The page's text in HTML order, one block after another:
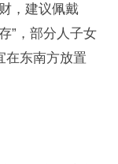
，建议佩戴
”，部分人子女
在东南方放置